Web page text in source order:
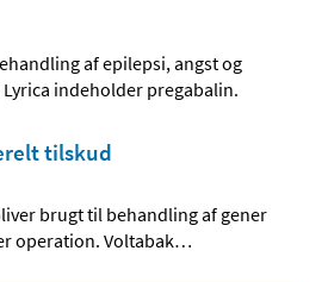
af epilepsi, angst og
indeholder pregabalin.
tilskud
brugt til behandling af gener
operation. Voltabak…